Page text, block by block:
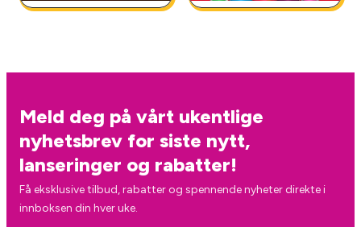
Meld deg på vårt ukentlige
nyhetsbrev for siste nytt,
lanseringer og rabatter!
Få eksklusive tilbud, rabatter og spennende nyheter direkte i
innboksen din hver uke.